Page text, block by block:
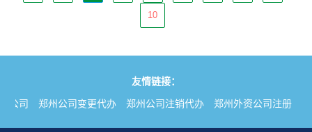
10
友情链接：
公司
郑州公司变更代办 郑州公司注销代办 郑州外资公司注册